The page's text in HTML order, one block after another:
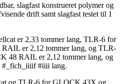
slagfast konstrueret polymer og
drift samt slagfast testet til 1
er 2,33 tommer lang, TLR-6 for
er 2,12 tommer lang, og TLR-
48 RAIL er 2,12 tommer lang, og
#iiii lang.
og TLR-6 for GLOCK 43X og